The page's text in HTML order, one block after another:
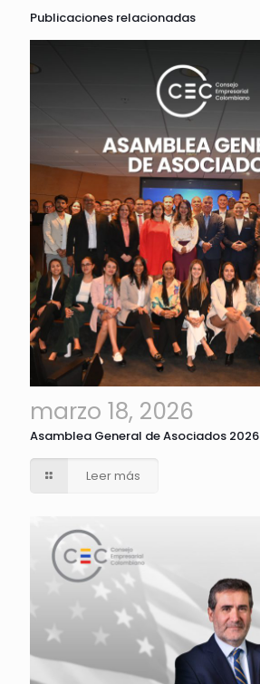
Publicaciones relacionadas
marzo 18, 2026
Asamblea General de Asociados 2026
Leer más